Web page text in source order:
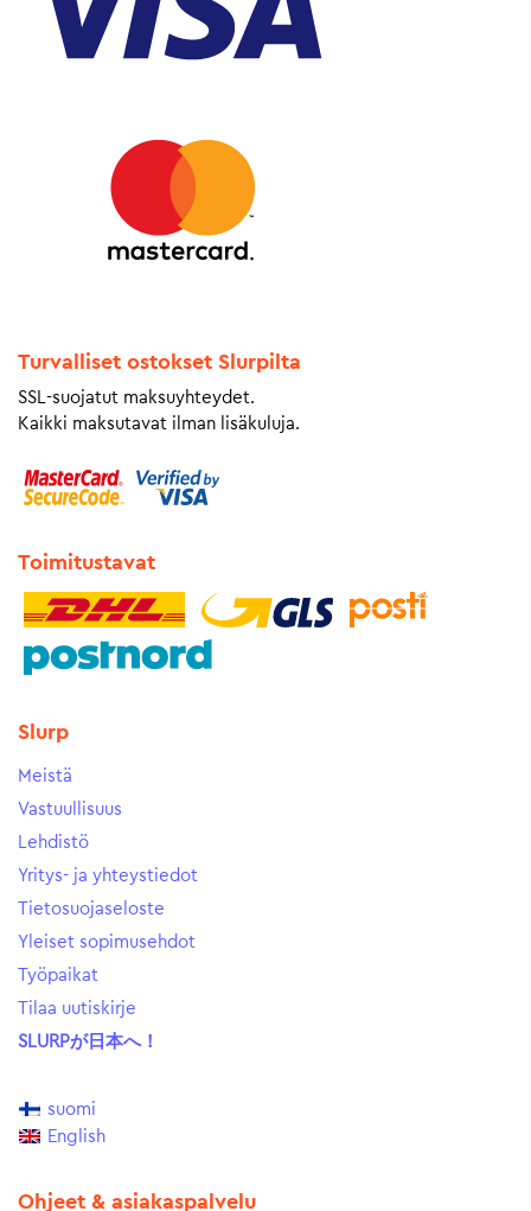
Turvalliset ostokset Slurpilta
SSL-suojatut maksuyhteydet.
Kaikki maksutavat ilman lisäkuluja.
Toimitustavat
Slurp
Meistä
Vastuullisuus
Lehdistö
Yritys- ja yhteystiedot
Tietosuojaseloste
Yleiset sopimusehdot
Työpaikat
Tilaa uutiskirje
SLURPが日本へ！
suomi
English
Ohjeet & asiakaspalvelu